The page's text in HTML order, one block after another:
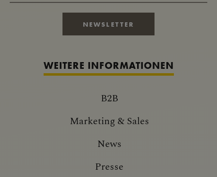
NEWSLETTER
WEITERE INFORMATIONEN
B2B
Marketing & Sales
News
Presse